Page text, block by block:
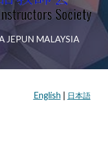
JEPUN MALAYSIA
English | 日本語